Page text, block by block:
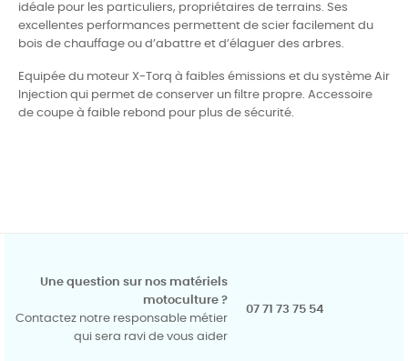
idéale pour les particuliers, propriétaires de terrains. Ses
excellentes performances permettent de scier facilement du
bois de chauffage ou d’abattre et d’élaguer des arbres.
Equipée du moteur X-Torq à faibles émissions et du système Air
Injection qui permet de conserver un filtre propre. Accessoire
de coupe à faible rebond pour plus de sécurité.
Une question sur nos matériels
motoculture ?
Contactez notre responsable métier
qui sera ravi de vous aider
07 71 73 75 54